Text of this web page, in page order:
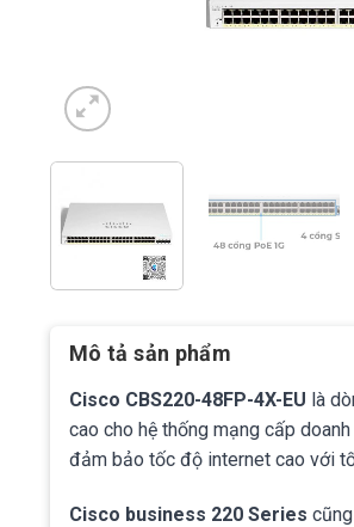
Mô tả sản phẩm
Cisco CBS220-48FP-4X-EU là
cao cho hệ thống mạng cấp
đảm bảo tốc độ internet cao với
Cisco business 220 Series